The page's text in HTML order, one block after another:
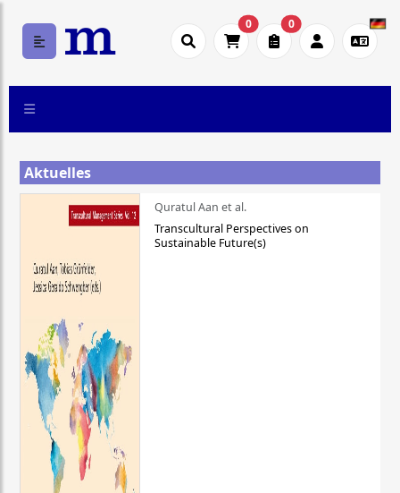
0 0
Aktuelles
Quratul Aan et al.
Transcultural Perspectives on
Sustainable Future(s)